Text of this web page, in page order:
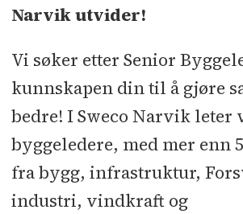
Narvik utvider!
Vi søker etter Senior
kunnskapen din til å gjøre
bedre! I Sweco Narvik leter
byggeledere, med mer enn
fra bygg, infrastruktur,
industri, vindkraft og